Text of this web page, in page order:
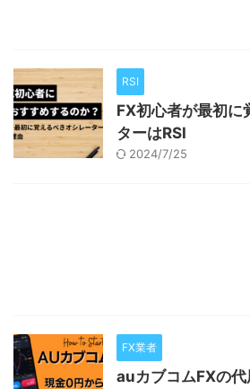
RSI
FX初心者が最初に
ターはRSI
2024/7/25
FX業者
auカブコムFXの